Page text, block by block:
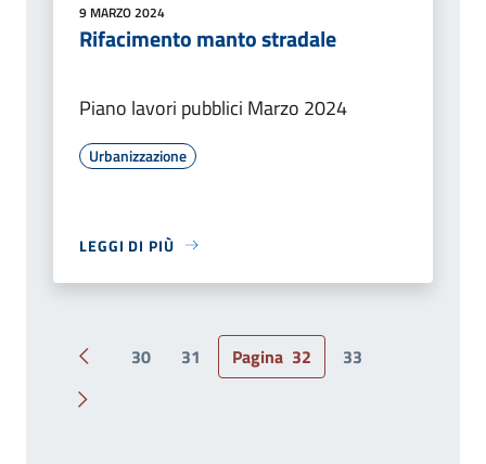
9 MARZO 2024
Rifacimento manto stradale
Piano lavori pubblici Marzo 2024
Urbanizzazione
LEGGI DI PIÙ
Pagina precedente
30 31 Pagina 32 33
Pagina successiva